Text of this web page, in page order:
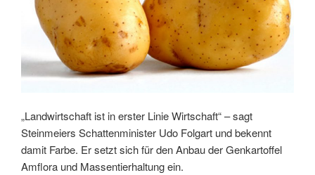
„Landwirtschaft ist in erster Linie Wirtschaft“ – sagt
Steinmeiers Schattenminister Udo Folgart und bekennt
damit Farbe. Er setzt sich für den Anbau der Genkartoffel
Amflora und Massentierhaltung ein.